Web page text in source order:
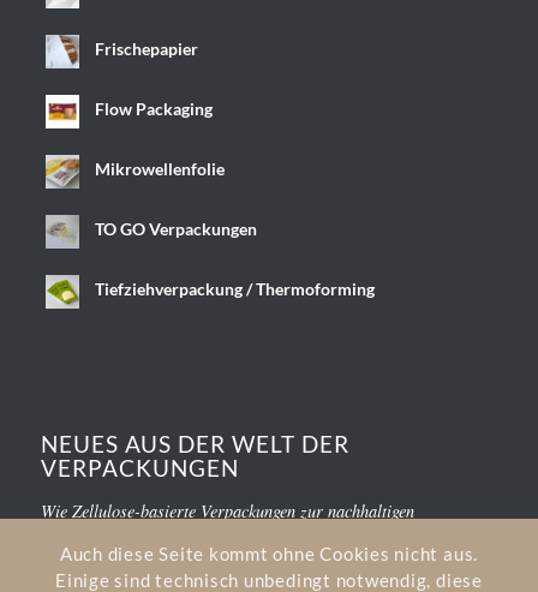
Frischepapier
Flow Packaging
Mikrowellenfolie
TO GO Verpackungen
Tiefziehverpackung / Thermoforming
NEUES AUS DER WELT DER
VERPACKUNGEN
Wie Zellulose-basierte Verpackungen zur nachhaltigen
Zellulose: Der Umstieg in eine bessere Verpackungswelt
Auch diese Seite kommt ohne Cookies nicht aus.
Einige sind technisch unbedingt notwendig, diese